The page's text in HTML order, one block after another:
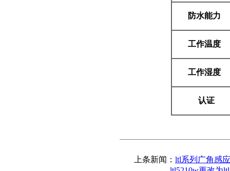
防水能力
工作温度
工作湿度
认证
上条新闻： ltl系列广角感